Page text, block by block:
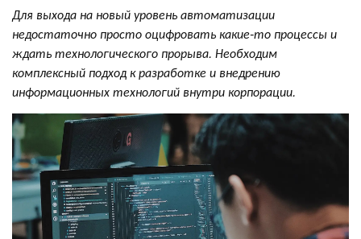
Для выхода на новый уровень автоматизации
недостаточно просто оцифровать какие-то процессы и
ждать технологического прорыва. Необходим
комплексный подход к разработке и внедрению
информационных технологий внутри корпорации.